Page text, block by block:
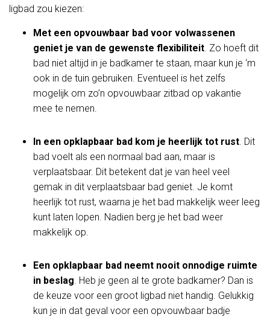
ligbad zou kiezen:
Met een opvouwbaar bad voor volwassenen
geniet je van de gewenste flexibiliteit. Zo hoeft dit
bad niet altijd in je badkamer te staan, maar kun je ‘m
ook in de tuin gebruiken. Eventueel is het zelfs
mogelijk om zo’n opvouwbaar zitbad op vakantie
mee te nemen.
In een opklapbaar bad kom je heerlijk tot rust. Dit
bad voelt als een normaal bad aan, maar is
verplaatsbaar. Dit betekent dat je van heel veel
gemak in dit verplaatsbaar bad geniet. Je komt
heerlijk tot rust, waarna je het bad makkelijk weer leeg
kunt laten lopen. Nadien berg je het bad weer
makkelijk op.
Een opklapbaar bad neemt nooit onnodige ruimte
in beslag. Heb je geen al te grote badkamer? Dan is
de keuze voor een groot ligbad niet handig. Gelukkig
kun je in dat geval voor een opvouwbaar badje